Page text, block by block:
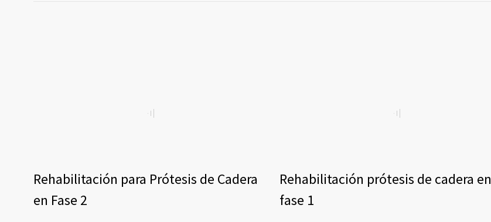
Rehabilitación para Prótesis de Cadera
en Fase 2
Rehabilitación prótesis de cadera en
fase 1